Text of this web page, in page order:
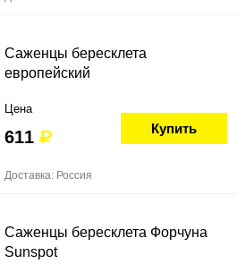
Саженцы бересклета
европейский
Цена
611 Купить
Доставка: Россия
Саженцы бересклета Форчуна
Sunspot